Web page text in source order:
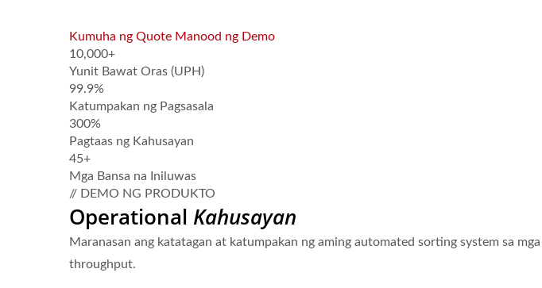
Kumuha ng Quote Manood ng Demo
10,000+
Yunit Bawat Oras (UPH)
99.9%
Katumpakan ng Pagsasala
300%
Pagtaas ng Kahusayan
45+
Mga Bansa na Iniluwas
// DEMO NG PRODUKTO
Operational Kahusayan
Maranasan ang katatagan at katumpakan ng aming automated sorting system sa
throughput.